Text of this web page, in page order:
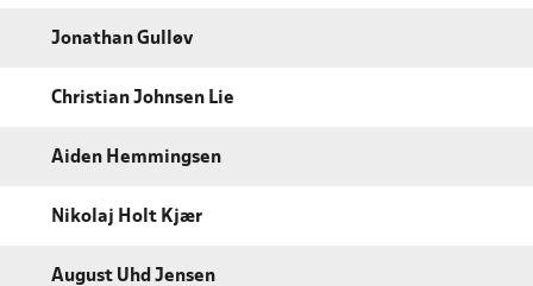
Jonathan Gulløv
Christian Johnsen Lie
Aiden Hemmingsen
Nikolaj Holt Kjær
August Uhd Jensen